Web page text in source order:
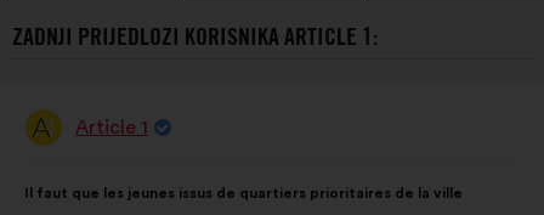
ZADNJI PRIJEDLOZI KORISNIKA ARTICLE 1:
PrijedlogArticle 1
prijedloga:
Il faut que les jeunes issus de quartiers prioritaires de la ville
raspodjelu: